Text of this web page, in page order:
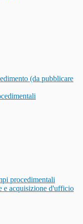
(da pubblicare
procedimentali
e acquisizione d'ufficio